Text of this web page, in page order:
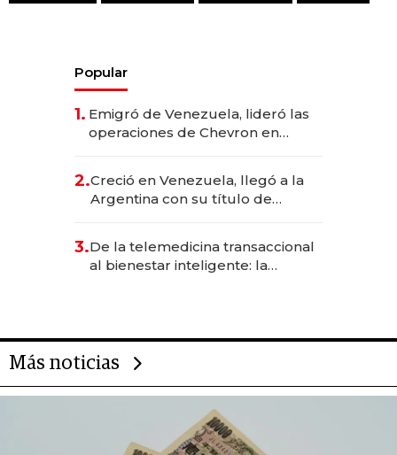
Popular
1. Emigró de Venezuela, lideró las
operaciones de Chevron en
2.Creció en Venezuela, llegó a la
Argentina con su título de
las marcas "fast premium"
3.De la telemedicina transaccional
al bienestar inteligente: la
Más noticias